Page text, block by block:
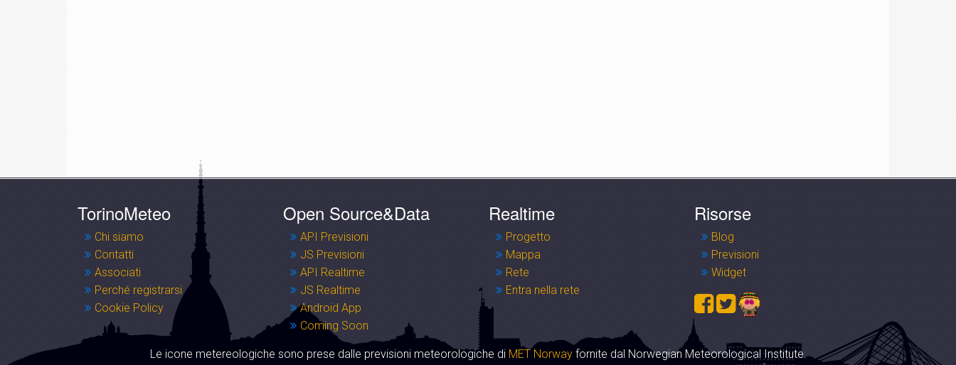
TorinoMeteo
Chi siamo
Contatti
Associati
Perché registrarsi
Cookie Policy
Open Source&Data
API Previsioni
JS Previsioni
API Realtime
JS Realtime
Android App
Coming Soon
Realtime
Progetto
Mappa
Rete
Entra nella rete
Risorse
Blog
Previsioni
Widget
Le icone metereologiche sono prese dalle previsioni meteorologiche di MET Norwayfornite dal Norwegian Meteorological Institute.